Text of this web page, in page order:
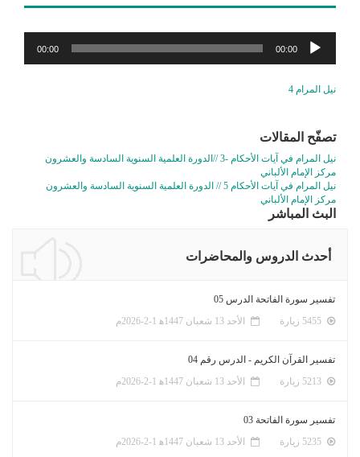
مشغل
الصوت
00:00
00:00
نيل المرام 4
تصفّح المقالات
نيل المرام في آيات الأحكام -3 //الدورة العلمية السنوية السادسة والعشرون
مركز الإمام الألباني
نيل المرام في آيات الأحكام 5 // الدورة العلمية السنوية السادسة والعشرون
مركز الإمام الألباني
البث المباشر
أحدث الدروس والمحاضرات
تفسير سورة الفاتحة الدرس 05
الأحد 13 شعبان 1447ﻫ 1-2-2026م
تفسير القرآن الكريم - الدرس رقم 04
الأحد 13 شعبان 1447ﻫ 1-2-2026م
تفسير سورة الفاتحة 03
الأحد 13 شعبان 1447ﻫ 1-2-2026م